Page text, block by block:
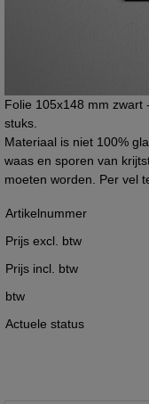
Folie 105x148 mm zwart
stuks.
Materiaal is niet 100%
waas en sporen van
moeten worden. Per vel
Artikelnummer
Prijs excl. btw
Prijs incl. btw
btw
Actuele status